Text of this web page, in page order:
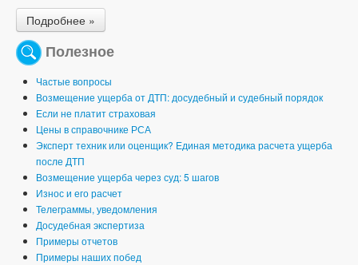
Подробнее »
Полезное
Частые вопросы
Возмещение ущерба от ДТП: досудебный и судебный порядок
Если не платит страховая
Цены в справочнике РСА
Эксперт техник или оценщик? Единая методика расчета ущерба
после ДТП
Возмещение ущерба через суд: 5 шагов
Износ и его расчет
Телеграммы, уведомления
Досудебная экспертиза
Примеры отчетов
Примеры наших побед